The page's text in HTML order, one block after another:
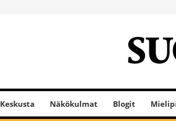
Keskusta Näkökulmat Blogit